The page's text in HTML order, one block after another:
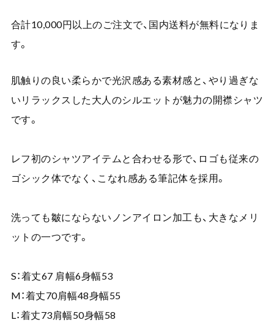
合計10,000円以上のご注文で、国内送料が無料になりま
す。
肌触りの良い柔らかで光沢感ある素材感と、やり過ぎな
いリラックスした大人のシルエットが魅力の開襟シャツ
です。
レフ初のシャツアイテムと合わせる形で、ロゴも従来の
ゴシック体でなく、こなれ感ある筆記体を採用。
洗っても皺にならないノンアイロン加工も、大きなメリ
ットの一つです。
S：着丈67 肩幅6身幅53
M：着丈70肩幅48身幅55
L：着丈73肩幅50身幅58